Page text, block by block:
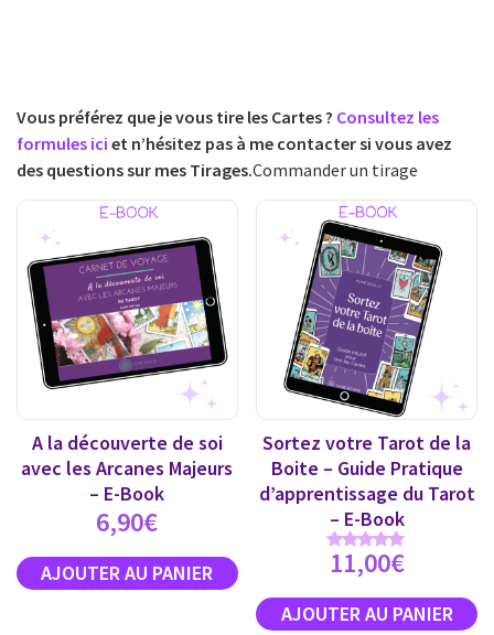
Vous préférez que je vous tire les Cartes ? Consultez les
formules ici et n’hésitez pas à me contacter si vous avez
des questions sur mes Tirages.Commander un tirage
A la découverte de soi
avec les Arcanes Majeurs
– E-Book
6,90€
Sortez votre Tarot de la
Boite – Guide Pratique
d’apprentissage du Tarot
– E-Book
Note
5.00
11,00€